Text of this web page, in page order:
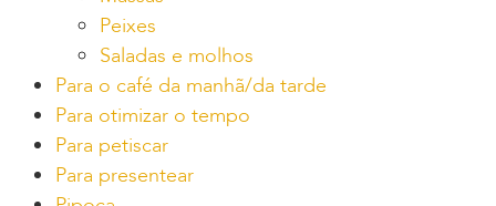
Peixes
Saladas e molhos
Para o café da manhã/da tarde
Para otimizar o tempo
Para petiscar
Para presentear